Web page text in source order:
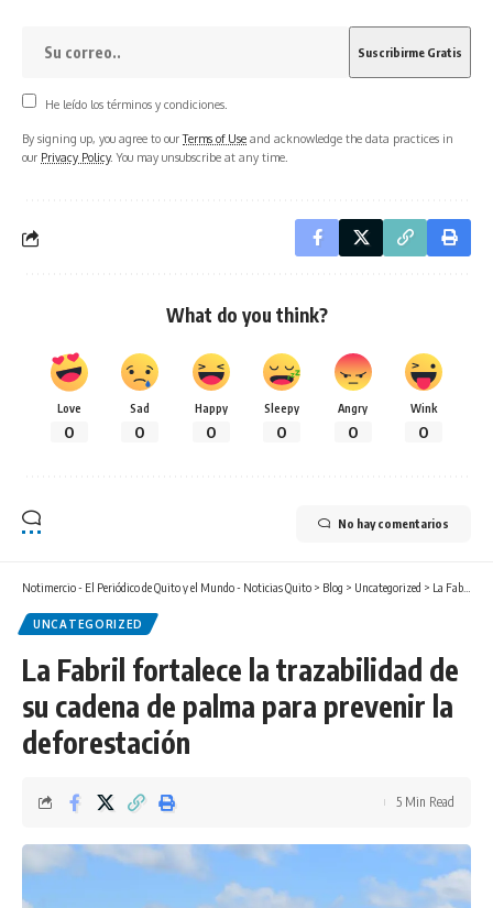
He leído los términos y condiciones.
By signing up, you agree to ourTerms of Use and acknowledge the data practices in
our Privacy Policy. You may unsubscribe at any time.
What do you think?
Love
0
Sad
0
Happy
0
Sleepy
0
Angry
0
Wink
0
No hay comentarios
Notimercio - El Periódico de Quito y el Mundo - Noticias Quito > Blog > Uncategorized > La Fabril fortalece la trazabilidad de su cadena de palma para prevenir la deforestación
UNCATEGORIZED
La Fabril fortalece la trazabilidad de
su cadena de palma para prevenir la
deforestación
5 Min Read